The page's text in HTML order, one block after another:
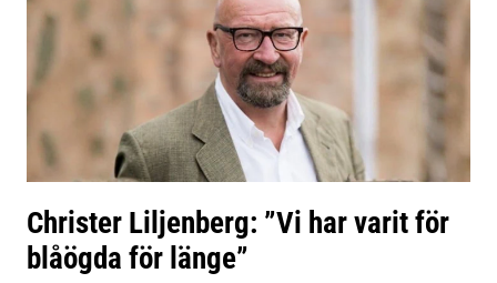
Christer Liljenberg: ”Vi har varit för
blåögda för länge”